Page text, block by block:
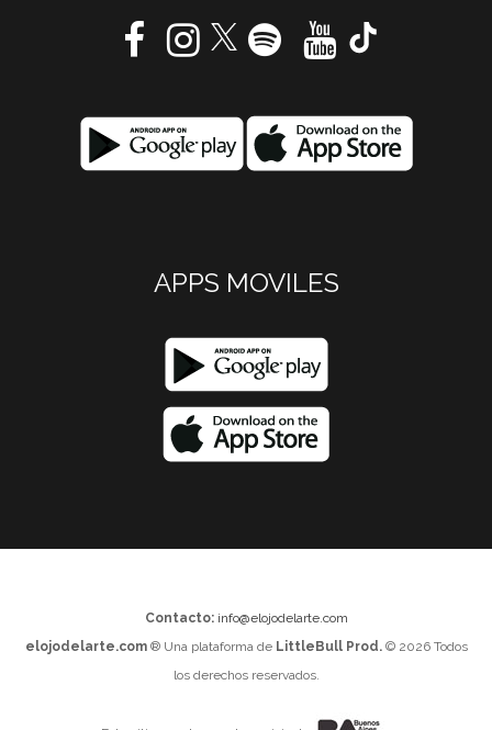
APPS MOVILES
Contacto: info@elojodelarte.com
elojodelarte.com® Una plataforma de LittleBull Prod.© 2026 Todos
los derechos reservados.